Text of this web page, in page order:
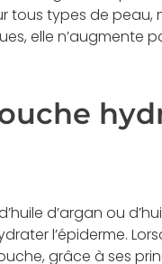
tous types de peau,
elle n’augmente
d’argan ou
l’épiderme.
grâce à ses